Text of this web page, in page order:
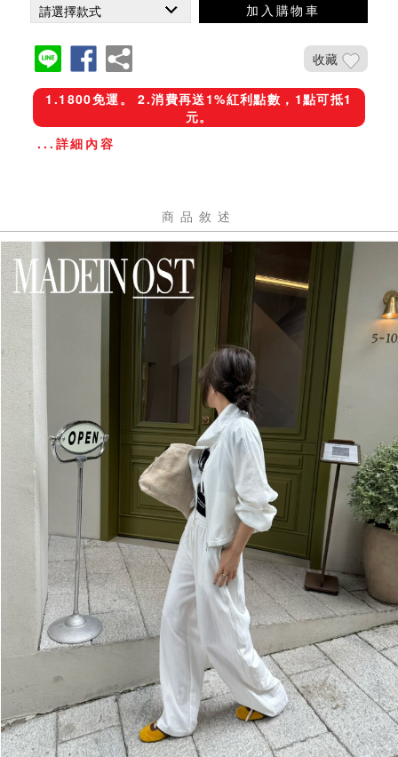
加入購物車
收藏
1.1800免運。 2.消費再送1%紅利點數，1點可抵1
元。
...詳細內容
商品敘述